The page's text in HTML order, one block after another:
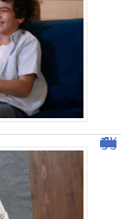
Tout savoir sur malgrim.com : fonctionnalités et avantages